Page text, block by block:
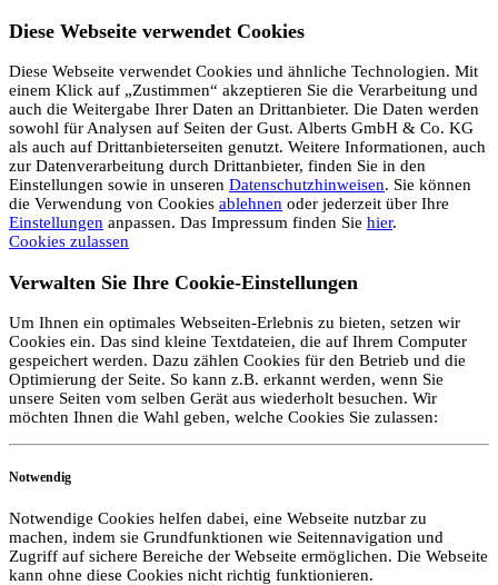
Diese Webseite verwendet Cookies
Diese Webseite verwendet Cookies und ähnliche Technologien. Mit
einem Klick auf „Zustimmen“ akzeptieren Sie die Verarbeitung und
auch die Weitergabe Ihrer Daten an Drittanbieter. Die Daten werden
sowohl für Analysen auf Seiten der Gust. Alberts GmbH & Co. KG
als auch auf Drittanbieterseiten genutzt. Weitere Informationen, auch
zur Datenverarbeitung durch Drittanbieter, finden Sie in den
Einstellungen sowie in unseren Datenschutzhinweisen. Sie können
die Verwendung von Cookies ablehnen oder jederzeit über Ihre
Einstellungen anpassen. Das Impressum finden Sie hier.
Cookies zulassen
Verwalten Sie Ihre Cookie-Einstellungen
Um Ihnen ein optimales Webseiten-Erlebnis zu bieten, setzen wir
Cookies ein. Das sind kleine Textdateien, die auf Ihrem Computer
gespeichert werden. Dazu zählen Cookies für den Betrieb und die
Optimierung der Seite. So kann z.B. erkannt werden, wenn Sie
unsere Seiten vom selben Gerät aus wiederholt besuchen. Wir
möchten Ihnen die Wahl geben, welche Cookies Sie zulassen:
Notwendig
Notwendige Cookies helfen dabei, eine Webseite nutzbar zu
machen, indem sie Grundfunktionen wie Seitennavigation und
Zugriff auf sichere Bereiche der Webseite ermöglichen. Die Webseite
kann ohne diese Cookies nicht richtig funktionieren.